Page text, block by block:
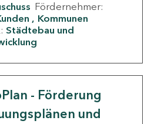
Fördernehmer:
Kommunen
Städtebau und
- Förderung
und